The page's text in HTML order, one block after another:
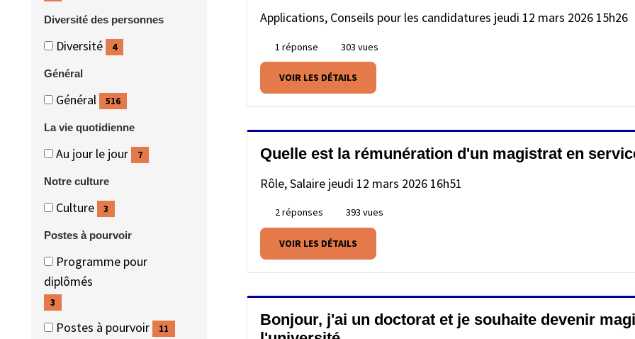
Diversité des personnes
Diversité
des
Diversité
des
personnes
Diversité
4
Général
Général
Général
Général
éléments)
516
La vie quotidienne
La
La
vie
quotidienne
Au jour le jour
7
Notre culture
Notre
Notre
culture
Culture
éléments)
3
Postes à pourvoir
Postes
à
pourvoir
Postes
à
pourvoir
Programme pour
diplômés
3
Postes à pourvoir
11
Applications, Conseils pour les candidatures jeudi 12 mars 2026 15h26
1 réponse 303 vues
VOIR LES DÉTAILS
Quelle est la rémunération d'un magistrat en
Rôle, Salaire jeudi 12 mars 2026 16h51
2 réponses 393 vues
VOIR LES DÉTAILS
Bonjour, j'ai un doctorat et je souhaite devenir